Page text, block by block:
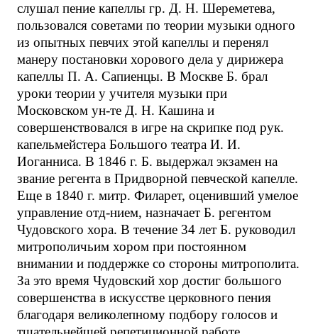
слушал пение капеллы гр. Д. Н. Шереметева,
пользовался советами по теории музыки одного
из опытных певчих этой капеллы и перенял
манеру постановки хорового дела у дирижера
капеллы П. А. Сапиенцы. В Москве Б. брал
уроки теории у учителя музыки при
Московском ун-те Д. Н. Кашина и
совершенствовался в игре на скрипке под рук.
капельмейстера Большого театра И. И.
Иоганниса. В 1846 г. Б. выдержал экзамен на
звание регента в Придворной певческой капелле.
Еще в 1840 г. митр. Филарет, оценивший умелое
управление отд-нием, назначает Б. регентом
Чудовского хора. В течение 34 лет Б. руководил
митрополичьим хором при постоянном
внимании и поддержке со стороны митрополита.
За это время Чудовский хор достиг большого
совершенства в искусстве церковного пения
благодаря великолепному подбору голосов и